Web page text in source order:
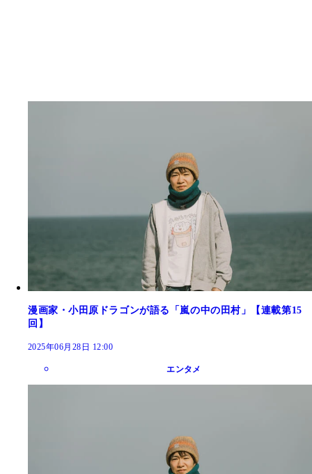
漫画家・小田原ドラゴンが語る「嵐の中の田村」【連載第15
回】
2025年06月28日 12:00
エンタメ